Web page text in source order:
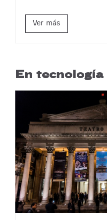
Ver más
En tecnología